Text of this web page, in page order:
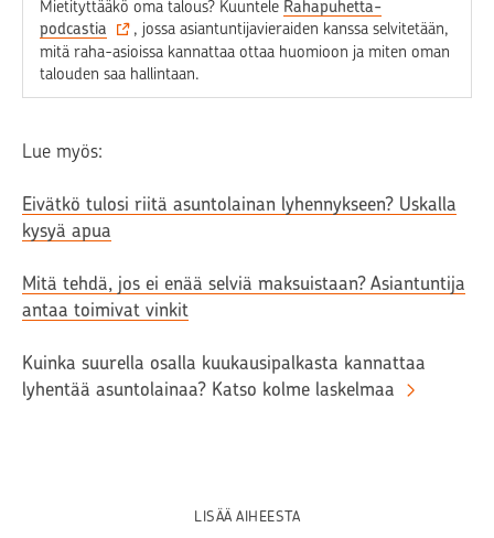
Mietityttääkö oma talous? Kuuntele Rahapuhetta-
podcastia
, jossa asiantuntijavieraiden kanssa selvitetään,
mitä raha-asioissa kannattaa ottaa huomioon ja miten oman
talouden saa hallintaan.
Lue myös:
Eivätkö tulosi riitä asuntolainan lyhennykseen? Uskalla
kysyä apua
Mitä tehdä, jos ei enää selviä maksuistaan? Asiantuntija
antaa toimivat vinkit
Kuinka suurella osalla kuukausipalkasta kannattaa
lyhentää asuntolainaa? Katso kolme laskelmaa
LISÄÄ AIHEESTA